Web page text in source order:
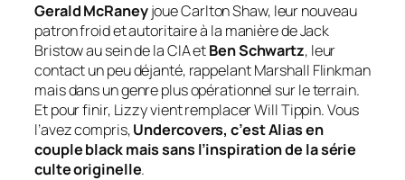
Gerald McRaneyjoue Carlton Shaw, leur nouveau
patron froid et autoritaire à la manière de Jack
Bristow au sein de la CIA etBen Schwartz, leur
contact un peu déjanté, rappelant Marshall Flinkman
mais dans un genre plus opérationnel sur le terrain.
Et pour finir, Lizzy vient remplacer Will Tippin. Vous
l’avez compris,Undercovers, c’est Alias en
couple black mais sans l’inspiration de la série
culte originelle.